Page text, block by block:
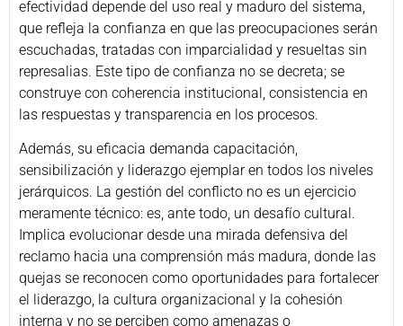
efectividad depende del uso real y maduro del sistema,
que refleja la confianza en que las preocupaciones serán
escuchadas, tratadas con imparcialidad y resueltas sin
represalias. Este tipo de confianza no se decreta; se
construye con coherencia institucional, consistencia en
las respuestas y transparencia en los procesos.
Además, su eficacia demanda capacitación,
sensibilización y liderazgo ejemplar en todos los niveles
jerárquicos. La gestión del conflicto no es un ejercicio
meramente técnico: es, ante todo, un desafío cultural.
Implica evolucionar desde una mirada defensiva del
reclamo hacia una comprensión más madura, donde las
quejas se reconocen como oportunidades para fortalecer
el liderazgo, la cultura organizacional y la cohesión
interna y no se perciben como amenazas o